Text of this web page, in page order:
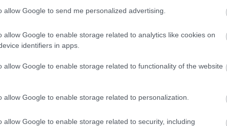
allow Google to send me personalized advertising.
allow Google to enable storage related to analytics like cookies on
identifiers in apps.
allow Google to enable storage related to functionality of the website
allow Google to enable storage related to personalization.
allow Google to enable storage related to security, including
nekem. Kívánom, hogy mindig olyan sok
amennyit te adsz másoknak. Boldog